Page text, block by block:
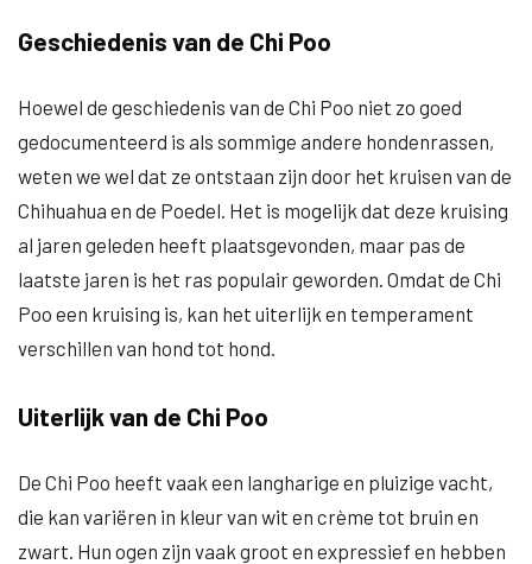
Geschiedenis van de Chi Poo
Hoewel de geschiedenis van de Chi Poo niet zo goed
gedocumenteerd is als sommige andere hondenrassen,
weten we wel dat ze ontstaan zijn door het kruisen van de
Chihuahua en de Poedel. Het is mogelijk dat deze kruising
al jaren geleden heeft plaatsgevonden, maar pas de
laatste jaren is het ras populair geworden. Omdat de Chi
Poo een kruising is, kan het uiterlijk en temperament
verschillen van hond tot hond.
Uiterlijk van de Chi Poo
De Chi Poo heeft vaak een langharige en pluizige vacht,
die kan variëren in kleur van wit en crème tot bruin en
zwart. Hun ogen zijn vaak groot en expressief en hebben